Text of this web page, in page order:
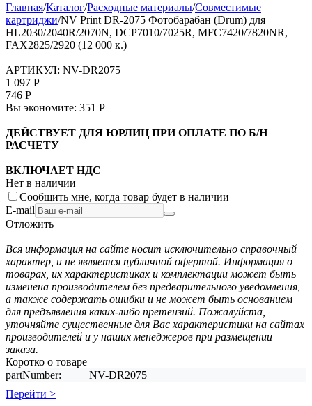
Главная/Каталог/Расходные материалы/Совместимые
картриджи/NV Print DR-2075 Фотобарабан (Drum) для
HL2030/2040R/2070N, DCP7010/7025R, MFC7420/7820NR,
FAX2825/2920 (12 000 к.)
АРТИКУЛ: NV-DR2075
1 097 Р
746 Р
Вы экономите: 351 Р
ДЕЙСТВУЕТ ДЛЯ ЮРЛИЦ ПРИ ОПЛАТЕ ПО Б/Н
РАСЧЕТУ
ВКЛЮЧАЕТ НДС
Нет в наличии
Сообщить мне, когда товар будет в наличии
E-mail
Отложить
Вся информация на сайте носит исключительно справочный
характер, и не является публичной офертой. Информация о
товарах, их характеристиках и комплектации может быть
изменена производителем без предварительного уведомления,
а также содержать ошибки и не может быть основанием
для предъявления каких-либо претензий. Пожалуйста,
уточняйте существенные для Вас характеристики на сайтах
производителей и у наших менеджеров при размещении
заказа.
Коротко о товаре
partNumber:
NV-DR2075
Перейти >